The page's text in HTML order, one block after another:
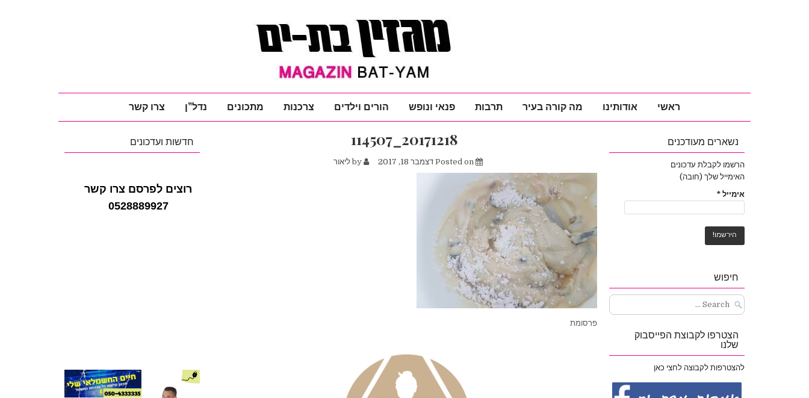
ראשי אודותינו מה קורה בעיר תרבות פנאי ונופש הורים וילדים צרכנות מתכונים נדל"ן צרו קשר
20171218_114507
דצמבר 18, 2017 ליאור
פרסומת
חדשות ועדכונים
רוצים לפרסם צרו קשר
0528889927
נשארים מעודכנים
הרשמו לקבלת עדכונים
האימייל שלך (חובה)
אימייל *
חיפוש
Search
for:
הצטרפו לקבוצת הפייסבוק
שלנו
להצטרפות לקבוצה לחצי כאן